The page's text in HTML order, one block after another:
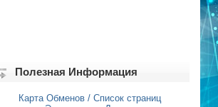
Полезная Информация
Карта Обменов / Список страниц